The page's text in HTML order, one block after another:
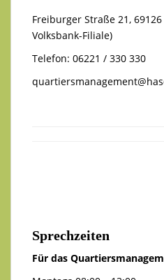
Freiburger Straße 21,
Volksbank-Filiale)
Telefon: 06221 / 330 330
Sprechzeiten
Für das